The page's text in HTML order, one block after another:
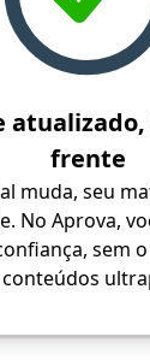
frente
muda, seu
No Aprova,
sem